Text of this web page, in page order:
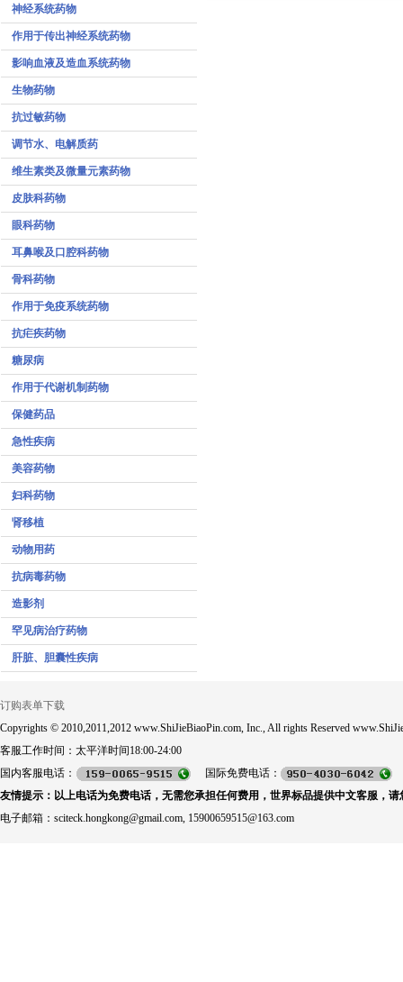
神经系统药物
作用于传出神经系统药物
影响血液及造血系统药物
生物药物
抗过敏药物
调节水、电解质药
维生素类及微量元素药物
皮肤科药物
眼科药物
耳鼻喉及口腔科药物
骨科药物
作用于免疫系统药物
抗疟疾药物
糖尿病
作用于代谢机制药物
保健药品
急性疾病
美容药物
妇科药物
肾移植
动物用药
抗病毒药物
造影剂
罕见病治疗药物
肝脏、胆囊性疾病
订购表单下载
Copyrights © 2010,2011,2012 www.ShiJieBiaoPin.com, Inc., All rights Reserved
客服工作时间：太平洋时间18:00-24:00
国内客服电话：
国际免费电话：
友情提示：以上电话为免费电话，无需您承担任何费用，世界标品提供中文客服，请
电子邮箱：sciteck.hongkong@gmail.com, 15900659515@163.com